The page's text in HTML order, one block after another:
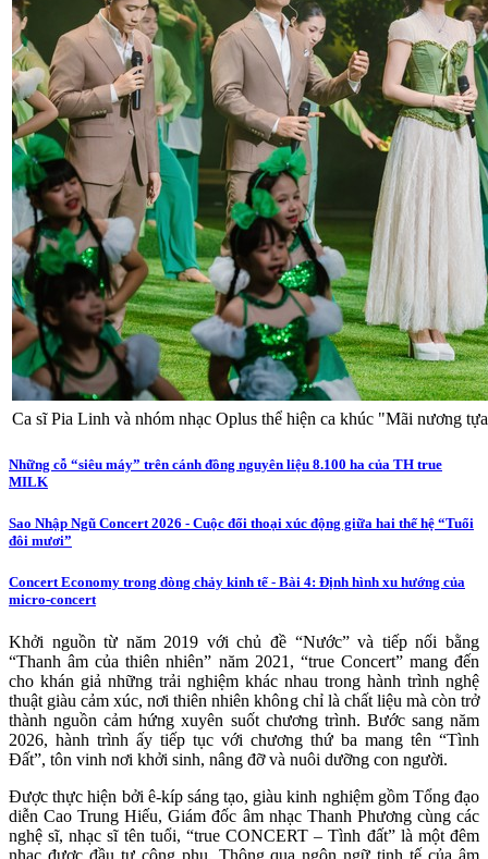
Ca sĩ Pia Linh và nhóm nhạc Oplus thể hiện ca khúc "Mãi nương
Những cỗ “siêu máy” trên cánh đồng nguyên liệu 8.100 ha của TH true
MILK
Sao Nhập Ngũ Concert 2026 - Cuộc đối thoại xúc động giữa hai thế hệ “Tuổi
đôi mươi”
Concert Economy trong dòng chảy kinh tế - Bài 4: Định hình xu hướng của
micro-concert
Khởi nguồn từ năm 2019 với chủ đề “Nước” và tiếp nối bằng
“Thanh âm của thiên nhiên” năm 2021, “true Concert” mang đến
cho khán giả những trải nghiệm khác nhau trong hành trình nghệ
thuật giàu cảm xúc, nơi thiên nhiên không chỉ là chất liệu mà còn trở
thành nguồn cảm hứng xuyên suốt chương trình. Bước sang năm
2026, hành trình ấy tiếp tục với chương thứ ba mang tên “Tình
Đất”, tôn vinh nơi khởi sinh, nâng đỡ và nuôi dưỡng con người.
Được thực hiện bởi ê-kíp sáng tạo, giàu kinh nghiệm gồm Tổng đạo
diễn Cao Trung Hiếu, Giám đốc âm nhạc Thanh Phương cùng các
nghệ sĩ, nhạc sĩ tên tuổi, “true CONCERT – Tình đất” là một đêm